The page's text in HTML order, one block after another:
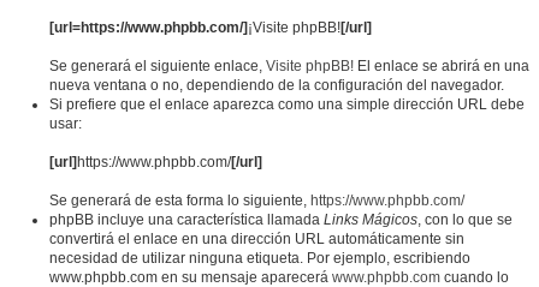
[url=https://www.phpbb.com/] ¡Visite phpBB![/url]
Se generará el siguiente enlace, Visite phpBB! El enlace se abrirá en una
nueva ventana o no, dependiendo de la configuración del navegador.
Si prefiere que el enlace aparezca como una simple dirección URL debe
usar:
[url] https://www.phpbb.com/[/url]
Se generará de esta forma lo siguiente, https://www.phpbb.com/
phpBB incluye una característica llamada Links Mágicos, con lo que se
convertirá el enlace en una dirección URL automáticamente sin
necesidad de utilizar ninguna etiqueta. Por ejemplo, escribiendo
www.phpbb.com en su mensaje aparecerá www.phpbb.com cuando lo